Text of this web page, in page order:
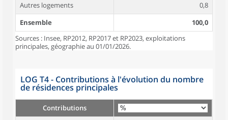
Autres logements
0,8
Ensemble
100,0
Sources : Insee, RP2012, RP2017 et RP2023, exploitations
principales, géographie au 01/01/2026.
LOG T4 - Contributions à l'évolution du nombre
de résidences principales
Contributions